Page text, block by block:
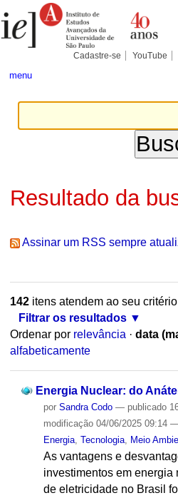
para
conteúdo.
Pessoais
Cadastre-se YouTube
menu
Resultado da
Assinar um RSS sempre
142itens atendem ao seu
Filtrar os resultados
Ordenar por relevância · data
alfabeticamente
Energia Nuclear: do
por Sandra Codo — publicado
modificação04/06/2025 09:14 —
Energia, Tecnologia, Meio
As vantagens e
investimentos em energia
de eletricidade no Brasil